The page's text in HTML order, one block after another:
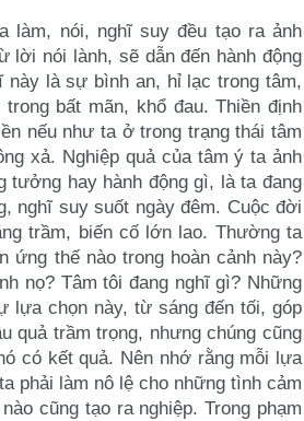
làm, nói, nghĩ suy đều tạo ra ảnh
lời nói lành, sẽ dẫn đến hành động
này là sự bình an, hỉ lạctrong tâm,
trong bất mãn, khổ đau. Thiền định
nếu như ta ở trong trạng thái tâm
xả. Nghiệp quả của tâm ý ta ảnh
tưởng hay hành động gì, là ta đang
nghĩ suy suốt ngày đêm. Cuộc đời
trầm, biến cố lớn lao. Thường ta
ứng thế nào trong hoàn cảnh này?
nọ? Tâm tôi đang nghĩ gì? Những
lựa chọn này, từ sáng đến tối, góp
quả trầmtrọng, nhưng chúng cũng
có kết quả. Nên nhớ rằng mỗi lựa
phải làm nô lệ cho những tình cảm
cũng tạo ra nghiệp.Trong phạm